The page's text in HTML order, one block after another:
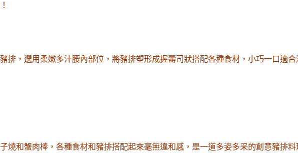
！
排 ， 選用柔嫩多汁腰內部位，將豬排塑形成握壽司狀搭配各種食材 ，小巧一口適
燒和蟹肉棒 ，各種食材和豬排搭配起來毫無違和感 ，是一道多姿多采的創意豬排料